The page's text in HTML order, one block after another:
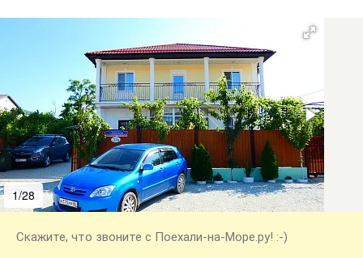
1/28
Скажите, что звоните с Поехали-на-Море.ру! :-)